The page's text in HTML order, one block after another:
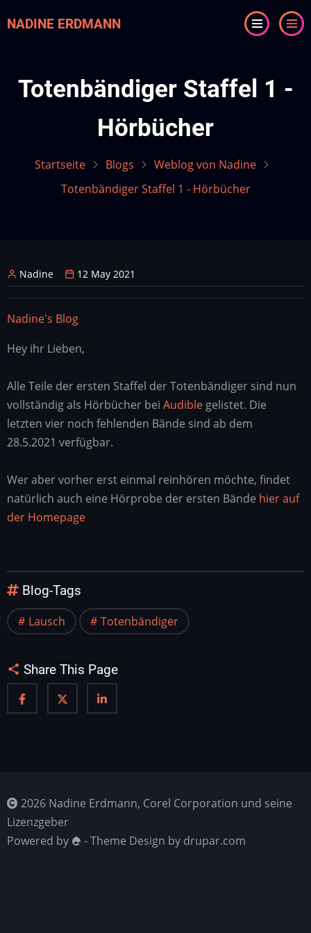
zum
NADINE ERDMANN
Totenbändiger Staffel 1 -
Hörbücher
Startseite Blogs
Weblog von Nadine
Totenbändiger Staffel 1 - Hörbücher
Nadine 12 May 2021
Nadine's Blog
Hey ihr Lieben,
Alle Teile der ersten Staffel der Totenbändiger sind nun
vollständig als Hörbücher bei Audible gelistet. Die
letzten vier noch fehlenden Bände sind ab dem
28.5.2021 verfügbar.
Wer aber vorher erst einmal reinhören möchte, findet
natürlich auch eine Hörprobe der ersten Bände hier auf
der Homepage
Blog-Tags
Lausch Totenbändiger
Share This Page
2026 Nadine Erdmann, Corel Corporation und seine
Lizenzgeber
Powered by
- Theme Design by drupar.com